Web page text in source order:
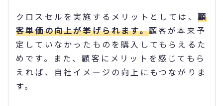
クロスセルを実施するメリットとしては、 顧
客単価の向上が挙げられます。顧客が本来予
定していなかったものを購入してもらえるた
めです。また、顧客にメリットを感じてもら
えれば、自社イメージの向上にもつながりま
す。